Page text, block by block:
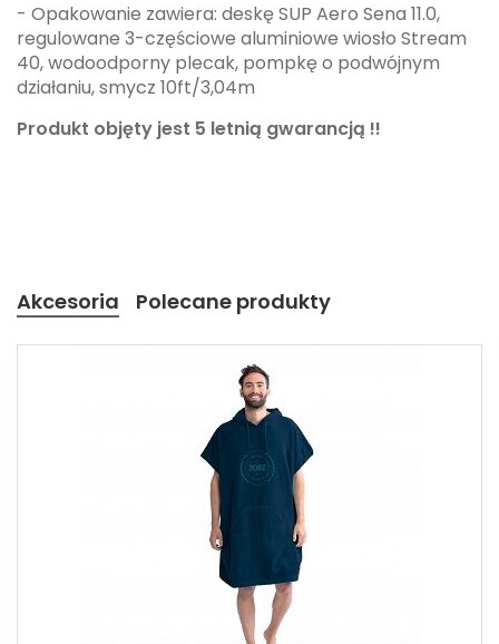
- Opakowanie zawiera: deskę SUP Aero Sena 11.0,
regulowane 3-częściowe aluminiowe wiosło Stream
40, wodoodporny plecak, pompkę o podwójnym
działaniu, smycz 10ft/3,04m
Produkt objęty jest 5 letnią gwarancją !!
Akcesoria Polecane produkty